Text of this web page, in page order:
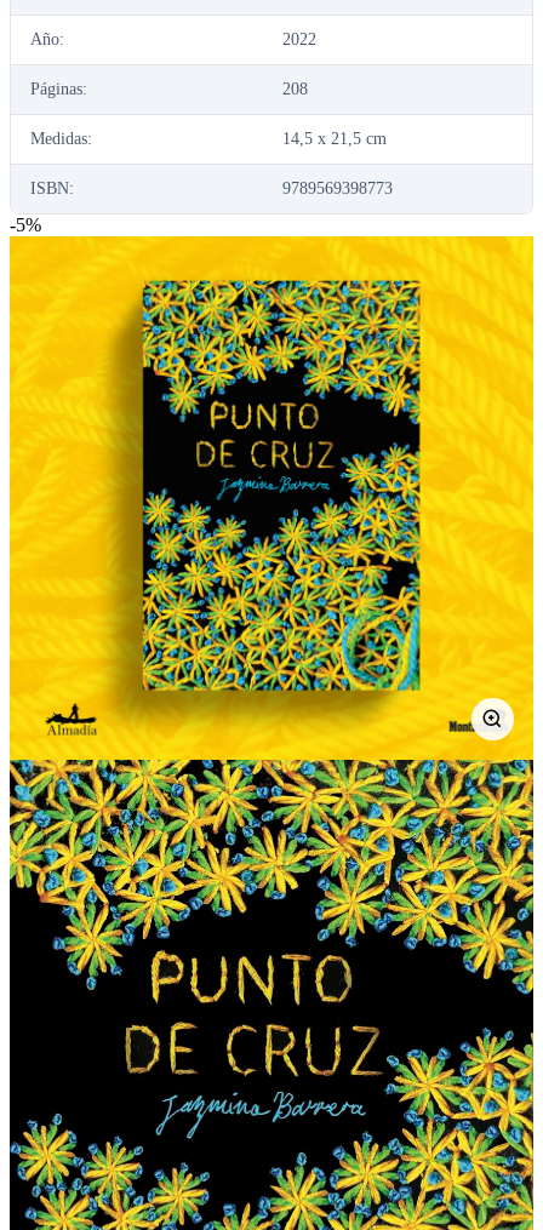
Año: 2022
Páginas: 208
Medidas: 14,5 x 21,5 cm
ISBN: 9789569398773
-5%